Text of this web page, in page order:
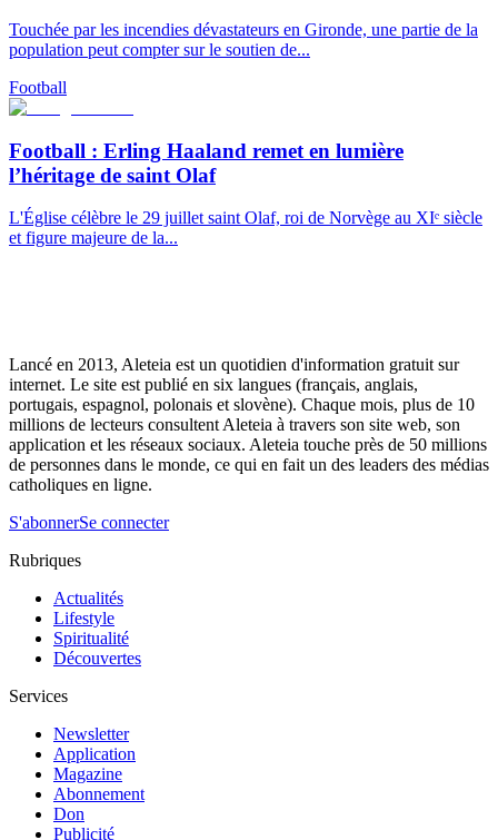
Touchée par les incendies dévastateurs en Gironde, une partie de la
population peut compter sur le soutien de...
Football
Football : Erling Haaland remet en lumière
l’héritage de saint Olaf
L'Église célèbre le 29 juillet saint Olaf, roi de Norvège au XIᵉ siècle
et figure majeure de la...
Lancé en 2013, Aleteia est un quotidien d'information gratuit sur
internet. Le site est publié en six langues (français, anglais,
portugais, espagnol, polonais et slovène). Chaque mois, plus de 10
millions de lecteurs consultent Aleteia à travers son site web, son
application et les réseaux sociaux. Aleteia touche près de 50 millions
de personnes dans le monde, ce qui en fait un des leaders des médias
catholiques en ligne.
S'abonnerSe connecter
Rubriques
Actualités
Lifestyle
Spiritualité
Découvertes
Services
Newsletter
Application
Magazine
Abonnement
Don
Publicité